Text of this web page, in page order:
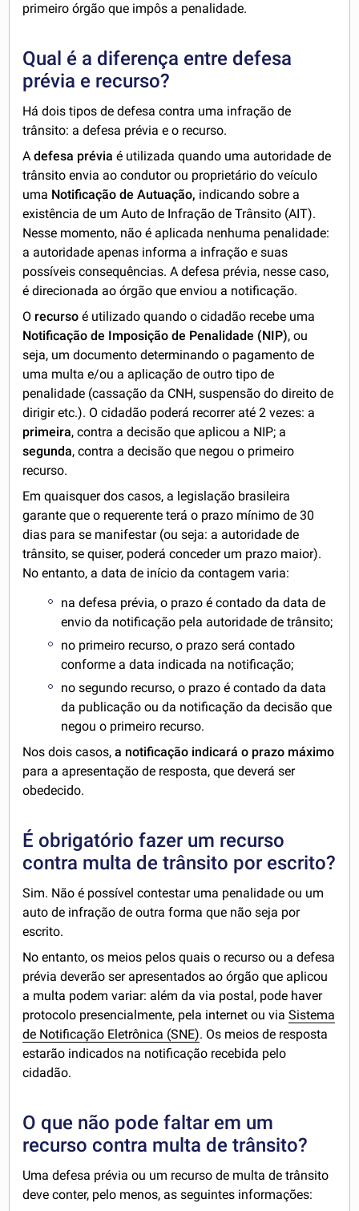
primeiro órgão que impôs a penalidade.
Qual é a diferença entre defesa
prévia e recurso?
Há dois tipos de defesa contra uma infração de
trânsito: a defesa prévia e o recurso.
Adefesa prévia é utilizada quando uma autoridade de
trânsito envia ao condutor ou proprietário do veículo
uma Notificação de Autuação, indicando sobre a
existência de um Auto de Infração de Trânsito (AIT).
Nesse momento, não é aplicada nenhuma penalidade:
a autoridade apenas informa a infração e suas
possíveis consequências. A defesa prévia, nesse caso,
é direcionada ao órgão que enviou a notificação.
O recursoé utilizado quando o cidadão recebe uma
Notificação de Imposição de Penalidade (NIP), ou
seja, um documento determinando o pagamento de
uma multa e/ou a aplicação de outro tipo de
penalidade (cassação da CNH, suspensão do direito de
dirigir etc.). O cidadão poderá recorrer até 2 vezes: a
primeira, contra a decisão que aplicou a NIP; a
segunda, contra a decisão que negou o primeiro
recurso.
Em quaisquer dos casos, a legislação brasileira
garante que o requerente terá o prazo mínimo de 30
dias para se manifestar (ou seja: a autoridade de
trânsito, se quiser, poderá conceder um prazo maior).
No entanto, a data de início da contagem varia:
na defesa prévia, o prazo é contado da data de
envio da notificação pela autoridade de trânsito;
no primeiro recurso, o prazo será contado
conforme a data indicada na notificação;
no segundo recurso, o prazo é contado da data
da publicação ou da notificação da decisão que
negou o primeiro recurso.
Nos dois casos,a notificação indicará o prazo máximo
para a apresentação de resposta, que deverá ser
obedecido.
É obrigatório fazer um recurso
contra multa de trânsito por escrito?
Sim. Não é possível contestar uma penalidade ou um
auto de infração de outra forma que não seja por
escrito.
No entanto, os meios pelos quais o recurso ou a defesa
prévia deverão ser apresentados ao órgão que aplicou
a multa podem variar: além da via postal, pode haver
protocolo presencialmente, pela internet ou viaSistema
de Notificação Eletrônica (SNE). Os meios de resposta
estarão indicados na notificação recebida pelo
cidadão.
O que não pode faltar em um
recurso contra multa de trânsito?
Uma defesa prévia ou um recurso de multa de trânsito
deve conter, pelo menos, as seguintes informações: